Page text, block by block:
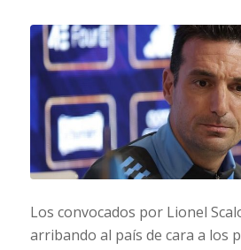
Los convocados por Lionel
arribando al país de cara a los